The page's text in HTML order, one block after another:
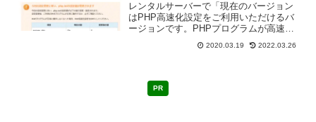
レンタルサーバーで「現在のバージョン
はPHP高速化設定をご利用いただけるバ
ージョンです。PHPプログラムが高速化
されるので、ぜひご利用ください。」と
いう記載が。サイト表示が早くなるなら
2020.03.19 2022.03.26
PR